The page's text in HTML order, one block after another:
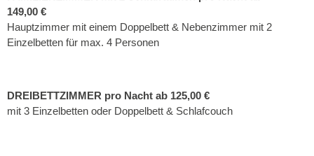
149,00 €
Hauptzimmer mit einem Doppelbett & Nebenzimmer mit 2
Einzelbetten für max. 4 Personen
DREIBETTZIMMER pro Nacht ab 125,00 €
mit 3 Einzelbetten oder Doppelbett & Schlafcouch